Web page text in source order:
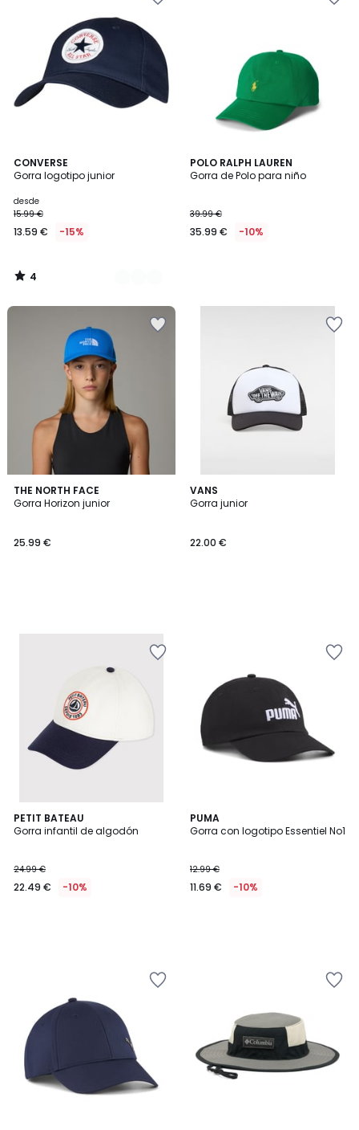
CONVERSE
Gorra logotipo junior
desde
15.99 €
13.59 € -15%
4
/
2
Colores
4
/
POLO RALPH LAUREN
Gorra de Polo para niño
39.99 €
35.99 € -10%
THE NORTH FACE
Gorra Horizon junior
25.99 €
VANS
Gorra junior
22.00 €
PETIT BATEAU
Gorra infantil de algodón
24.99 €
22.49 € -10%
PUMA
Gorra con logotipo Essentiel No1
12.99 €
11.69 € -10%